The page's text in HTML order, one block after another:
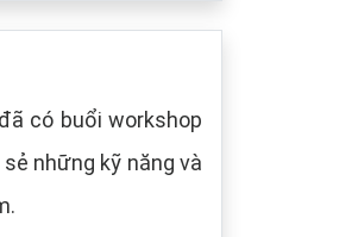
có buổi workshop
những kỹ năng và